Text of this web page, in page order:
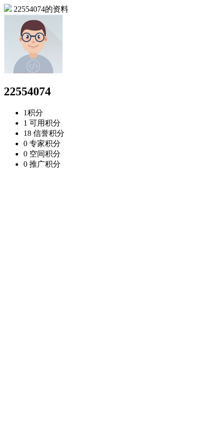
22554074的资料
22554074
1积分
1 可用积分
18 信誉积分
0 专家积分
0 空间积分
0 推广积分